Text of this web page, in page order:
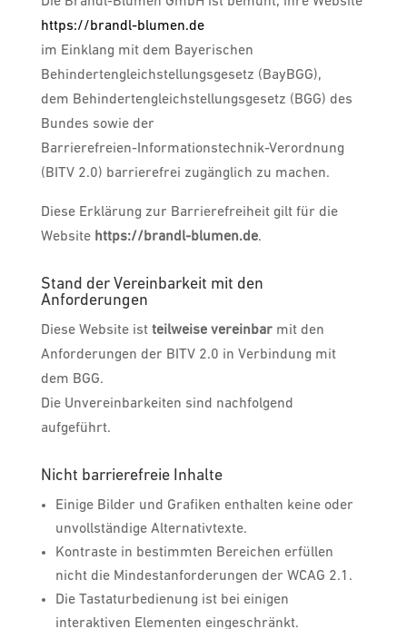
https://brandl-blumen.de
im Einklang mit dem Bayerischen
Behindertengleichstellungsgesetz (BayBGG),
dem Behindertengleichstellungsgesetz (BGG) des
Bundes sowie der
Barrierefreien-Informationstechnik-Verordnung
(BITV 2.0) barrierefrei zugänglich zu machen.
Diese Erklärung zur Barrierefreiheit gilt für die
Website https://brandl-blumen.de.
Stand der Vereinbarkeit mit den
Anforderungen
Diese Website ist teilweise vereinbarmit den
Anforderungen der BITV 2.0 in Verbindung mit
dem BGG.
Die Unvereinbarkeiten sind nachfolgend
aufgeführt.
Nicht barrierefreie Inhalte
Einige Bilder und Grafiken enthalten keine oder
unvollständige Alternativtexte.
Kontraste in bestimmten Bereichen erfüllen
nicht die Mindestanforderungen der WCAG 2.1.
Die Tastaturbedienung ist bei einigen
interaktiven Elementen eingeschränkt.